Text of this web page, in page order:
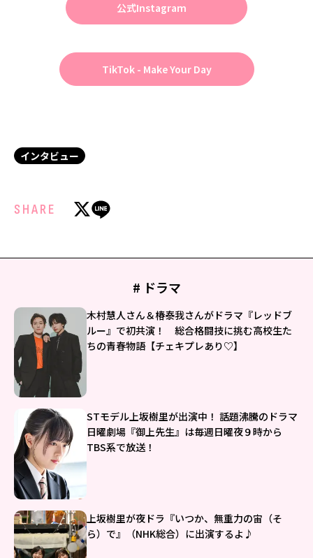
公式Instagram
TikTok - Make Your Day
インタビュー
SHARE
# ドラマ
木村慧人さん＆椿泰我さんがドラマ『レッドブ
ルー』で初共演！ 総合格闘技に挑む高校生た
ちの青春物語【チェキプレあり♡】
STモデル上坂樹里が出演中！ 話題沸騰のドラマ
日曜劇場『御上先生』は毎週日曜夜９時から
TBS系で放送！
上坂樹里が夜ドラ『いつか、無重力の宙（そ
ら）で』（NHK総合）に出演するよ♪